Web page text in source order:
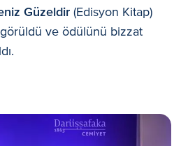
Güzeldir (Edisyon Kitap)
ve ödülünü bizzat